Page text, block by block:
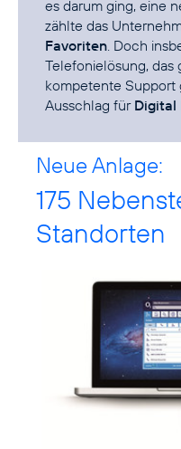
es darum ging, eine
zählte das
Favoriten . Doch
Telefonielösung, das
kompetente
Ausschlag für Digital
Neue Anlage:
175
Standorten